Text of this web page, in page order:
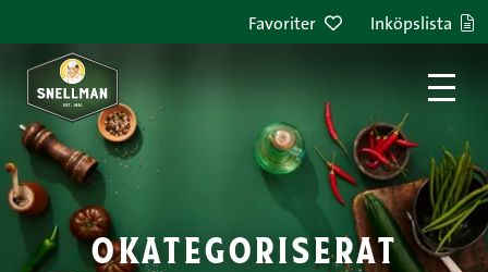
Favoriter Inköpslista
okategoriserat